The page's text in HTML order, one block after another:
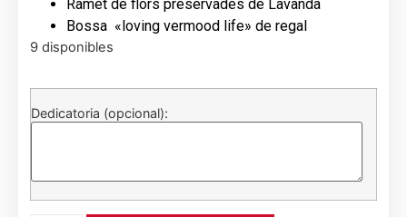
Ramet de flors preservades de Lavanda
Bossa «loving vermood life» de regal
9 disponibles
Dedicatoria (opcional):